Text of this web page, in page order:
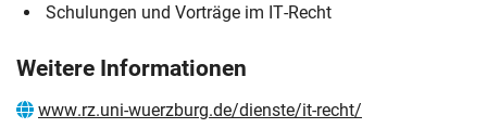
Schulungen und Vorträge im IT-Recht
Weitere Informationen
www.rz.uni-wuerzburg.de/dienste/it-recht/